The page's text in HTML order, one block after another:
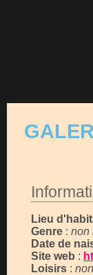
Lieu
Genre : non
Date de
Site web :
Loisirs :